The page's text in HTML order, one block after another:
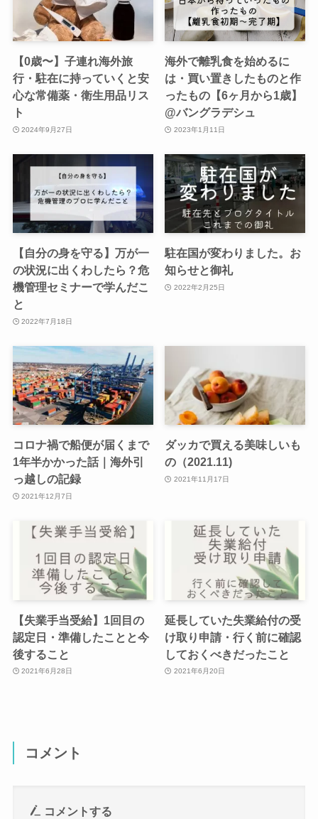
【0歳〜】子連れ海外旅
行・駐在に持っていくと安
心な常備薬・衛生用品リス
ト
2024年9月27日
海外で離乳食を始めるに
は・買い置きしたものと作
ったもの【6ヶ月から1歳】
@バングラデシュ
2023年1月11日
【自分の身を守る】万が一
の状況に出くわしたら？危
機管理セミナーで学んだこ
と
2022年7月18日
駐在国が変わりました。お
知らせと御礼
2022年2月25日
コロナ禍で船便が届くまで
1年半かかった話｜海外引
っ越しの記録
2021年12月7日
ダッカで買える美味しいも
の（2021.11)
2021年11月17日
【失業手当受給】1回目の
認定日・準備したことと今
後すること
2021年6月28日
延長していた失業給付の受
け取り申請・行く前に確認
しておくべきだったこと
2021年6月20日
コメント
コメントする